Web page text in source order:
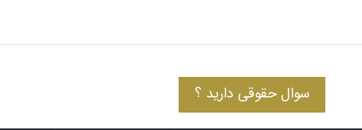
سوال حقوقی دارید ؟